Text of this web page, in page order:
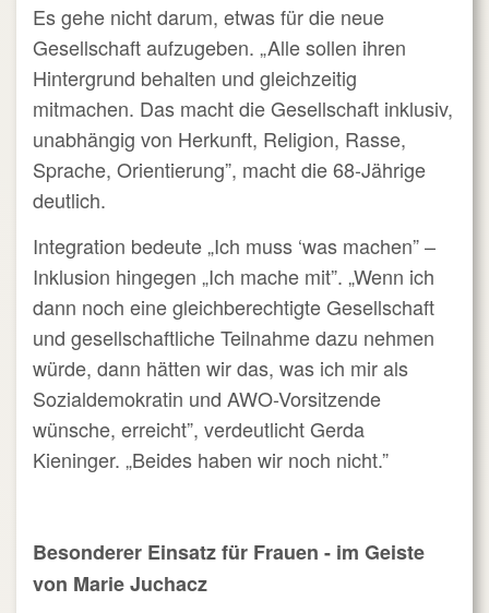
Es gehe nicht darum, etwas für die neue
Gesellschaft aufzugeben. „Alle sollen ihren
Hintergrund behalten und gleichzeitig
mitmachen. Das macht die Gesellschaft inklusiv,
unabhängig von Herkunft, Religion, Rasse,
Sprache, Orientierung”, macht die 68-Jährige
deutlich.
Integration bedeute „Ich muss ‘was machen” –
Inklusion hingegen „Ich mache mit”. „Wenn ich
dann noch eine gleichberechtigte Gesellschaft
und gesellschaftliche Teilnahme dazu nehmen
würde, dann hätten wir das, was ich mir als
Sozialdemokratin und AWO-Vorsitzende
wünsche, erreicht”, verdeutlicht Gerda
Kieninger. „Beides haben wir noch nicht.”
Besonderer Einsatz für Frauen - im Geiste
von Marie Juchacz